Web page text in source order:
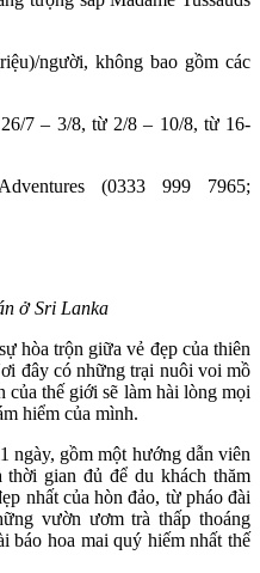
người, không bao gồm các
7 – 3/8, từ 2/8 – 10/8, từ 16-
(0333 999 7965;
ở Sri Lanka
hòa trộn giữa vẻ đẹp của thiên
đây có những trại nuôi voi mồ
của thế giới sẽ làm hài lòng mọi
hiểm của mình.
ngày, gồm một hướng dẫn viên
gian đủ để du khách thăm
nhất của hòn đảo, từ pháo đài
vườn ươm trà thấp thoáng
báo hoa mai quý hiếm nhất thế